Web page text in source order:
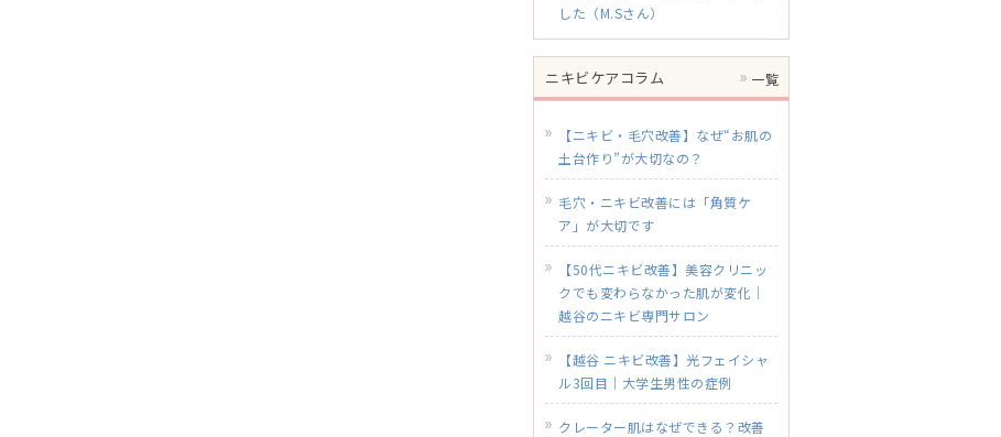
した（M.Sさん）
ニキビケアコラム 一覧
【ニキビ・毛穴改善】なぜ“お肌の
土台作り”が大切なの？
毛穴・ニキビ改善には「角質ケ
ア」が大切です
【50代ニキビ改善】美容クリニッ
クでも変わらなかった肌が変化｜
越谷のニキビ専門サロン
【越谷 ニキビ改善】光フェイシャ
ル3回目｜大学生男性の症例
クレーター肌はなぜできる？改善